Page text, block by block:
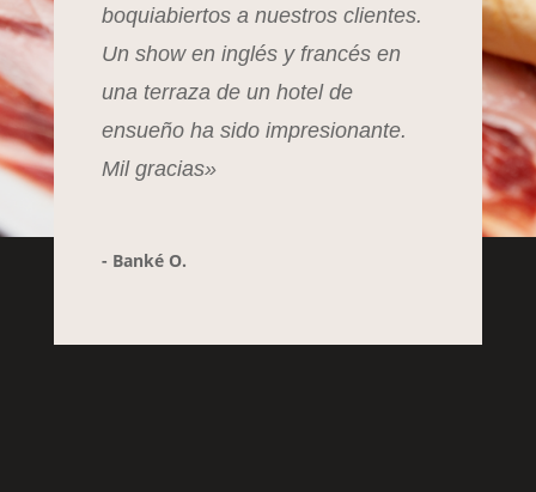
boquiabiertos a nuestros clientes.
Un show en inglés y francés en
una terraza de un hotel de
ensueño ha sido impresionante.
Mil gracias»
- Banké O.